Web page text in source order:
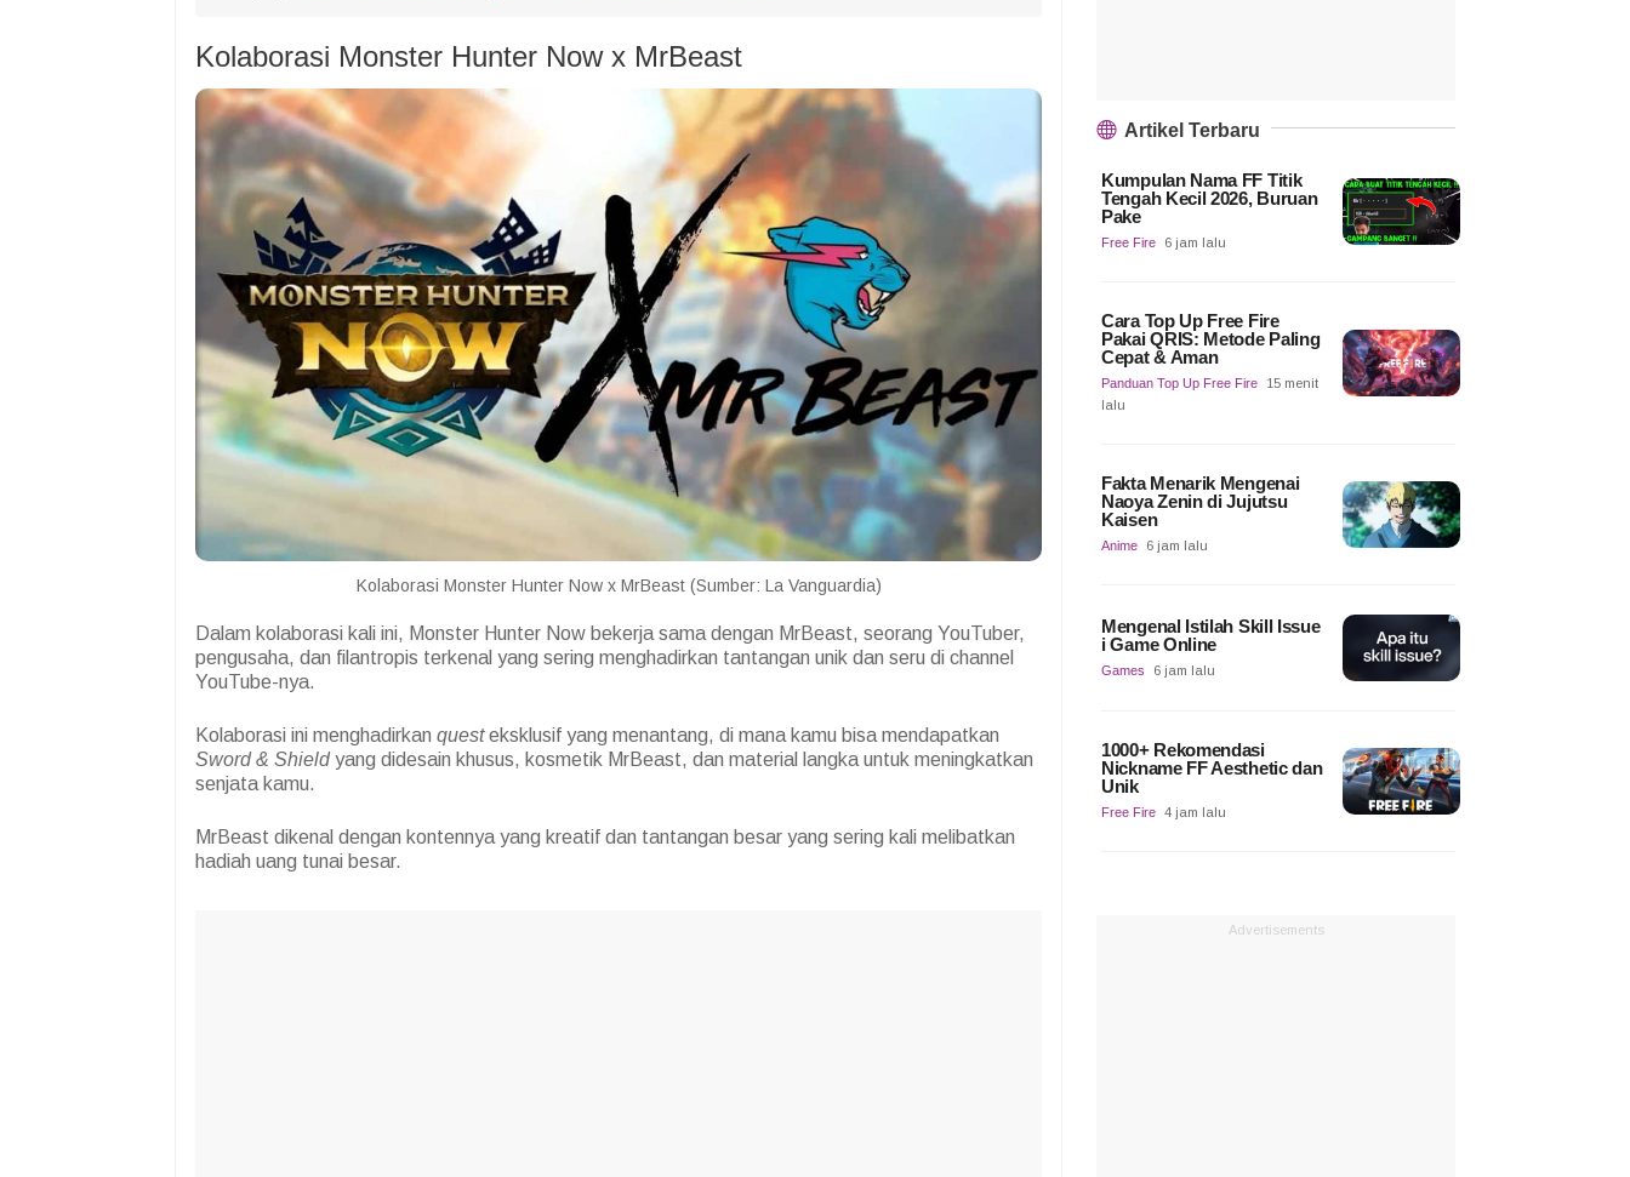
Kolaborasi Monster Hunter Now x MrBeast
Kolaborasi Monster Hunter Now x MrBeast (Sumber: La Vanguardia)
Dalam kolaborasi kali ini, Monster Hunter Now bekerja sama dengan MrBeast, seorang YouTuber,
pengusaha, dan filantropis terkenal yang sering menghadirkan tantangan unik dan seru di channel
YouTube-nya.
Kolaborasi ini menghadirkan questeksklusif yang menantang, di mana kamu bisa mendapatkan
Sword & Shieldyang didesain khusus, kosmetik MrBeast, dan material langka untuk meningkatkan
senjata kamu.
MrBeast dikenal dengan kontennya yang kreatif dan tantangan besar yang sering kali melibatkan
hadiah uang tunai besar.
Artikel Terbaru
Kumpulan Nama FF Titik
Tengah Kecil 2026, Buruan
Pake
Free Fire 6 jam lalu
Cara Top Up Free Fire
Pakai QRIS: Metode Paling
Cepat & Aman
Panduan Top Up Free Fire
15 menit
lalu
Fakta Menarik Mengenai
Naoya Zenin di Jujutsu
Kaisen
Anime 6 jam lalu
Mengenal Istilah Skill Issue
i Game Online
Games 6 jam lalu
1000+ Rekomendasi
Nickname FF Aesthetic dan
Unik
Free Fire 4 jam lalu
Advertisements